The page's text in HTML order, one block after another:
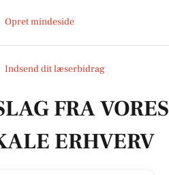
Opret mindeside
Indsend dit læserbidrag
FRA VORES
ERHVERV